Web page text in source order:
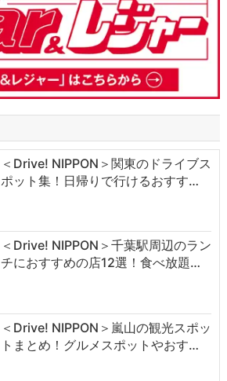
＜Drive! NIPPON＞関東のドライブス
ポット集！日帰りで行けるおすす…
＜Drive! NIPPON＞千葉駅周辺のラン
チにおすすめの店12選！食べ放題…
＜Drive! NIPPON＞嵐山の観光スポッ
トまとめ！グルメスポットやおす…